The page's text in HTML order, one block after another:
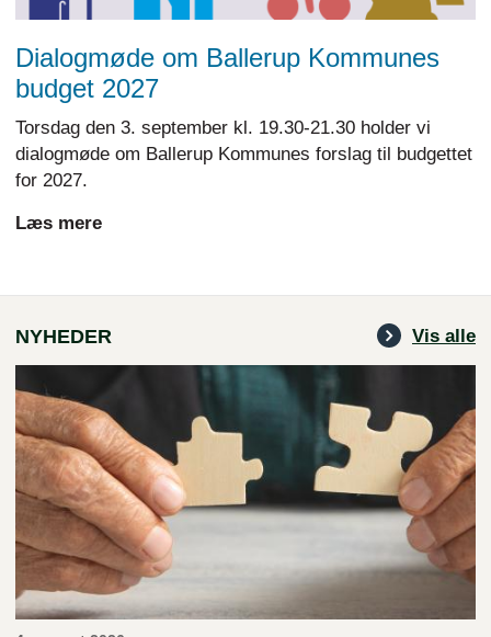
Dialogmøde om Ballerup Kommunes
budget 2027
Torsdag den 3. september kl. 19.30-21.30 holder vi
dialogmøde om Ballerup Kommunes forslag til budgettet
for 2027.
Læs mere
NYHEDER Vis alle